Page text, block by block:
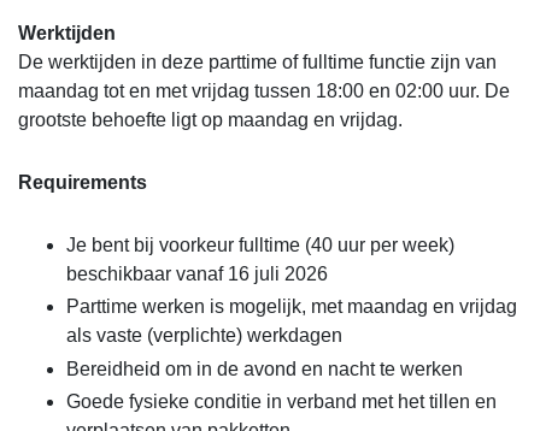
Werktijden
De werktijden in deze parttime of fulltime functie zijn van
maandag tot en met vrijdag tussen 18:00 en 02:00 uur. De
grootste behoefte ligt op maandag en vrijdag.
Requirements
Je bent bij voorkeur fulltime (40 uur per week)
beschikbaar vanaf 16 juli 2026
Parttime werken is mogelijk, met maandag en vrijdag
als vaste (verplichte) werkdagen
Bereidheid om in de avond en nacht te werken
Goede fysieke conditie in verband met het tillen en